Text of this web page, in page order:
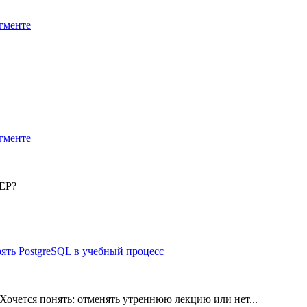
PostgreSQL в учебный процесс
понять: отменять утреннюю лекцию или нет...